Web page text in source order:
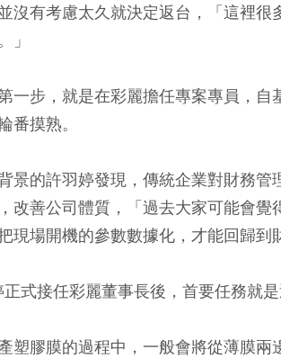
沒有考慮太久就決定返台，「這裡
」
一步，就是在彩麗擔任專案專員，
番摸熟。
景的許羽婷發現，傳統企業對財務
改善公司體質，「過去大家可能會
現場開機的參數數據化，才能回歸到
式接任彩麗董事長後，首要任務就是
塑膠膜的過程中，一般會將從薄膜